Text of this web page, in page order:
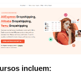
incluem: